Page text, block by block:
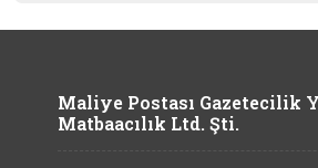
Maliye Postası Gazetecilik
Matbaacılık Ltd. Şti.